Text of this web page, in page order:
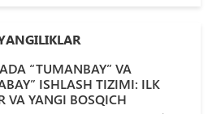
“TUMANBAY” VA
ISHLASH TIZIMI: ILK
VA YANGI BOSQICH